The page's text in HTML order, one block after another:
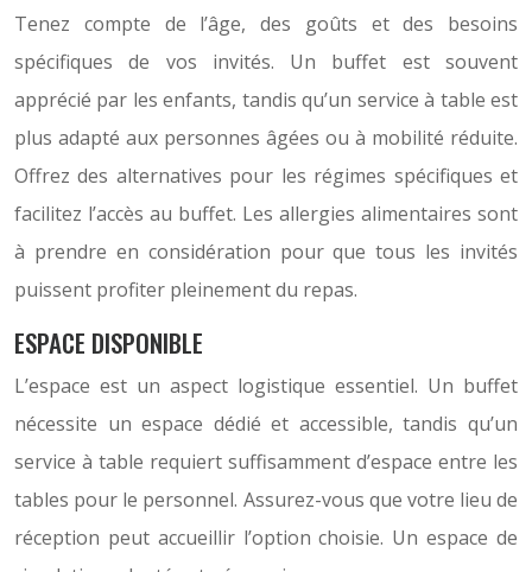
Tenez compte de l’âge, des goûts et des besoins
spécifiques de vos invités. Un buffet est souvent
apprécié par les enfants, tandis qu’un service à table est
plus adapté aux personnes âgées ou à mobilité réduite.
Offrez des alternatives pour les régimes spécifiques et
facilitez l’accès au buffet. Les allergies alimentaires sont
à prendre en considération pour que tous les invités
puissent profiter pleinement du repas.
ESPACE DISPONIBLE
L’espace est un aspect logistique essentiel. Un buffet
nécessite un espace dédié et accessible, tandis qu’un
service à table requiert suffisamment d’espace entre les
tables pour le personnel. Assurez-vous que votre lieu de
réception peut accueillir l’option choisie. Un espace de